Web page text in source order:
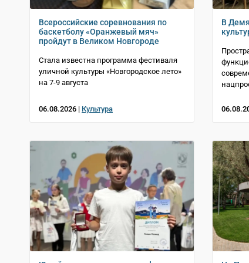
Всероссийские соревнования по
баскетболу «Оранжевый мяч»
пройдут в Великом Новгороде
Стала известна программа фестиваля
уличной культуры «Новгородское лето»
на 7-9 августа
06.08.2026 | Культура
В